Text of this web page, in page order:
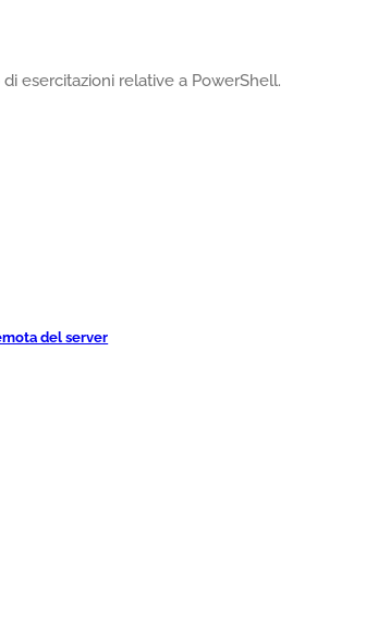
esercitazioni relative a PowerShell.
del server